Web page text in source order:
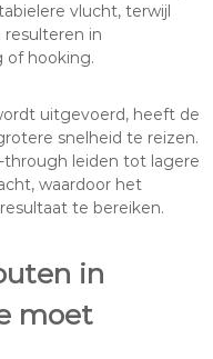
vlucht, terwijl
in
of hooking.
uitgevoerd, heeft de
snelheid te reizen.
leiden tot lagere
waardoor het
te bereiken.
in
moet